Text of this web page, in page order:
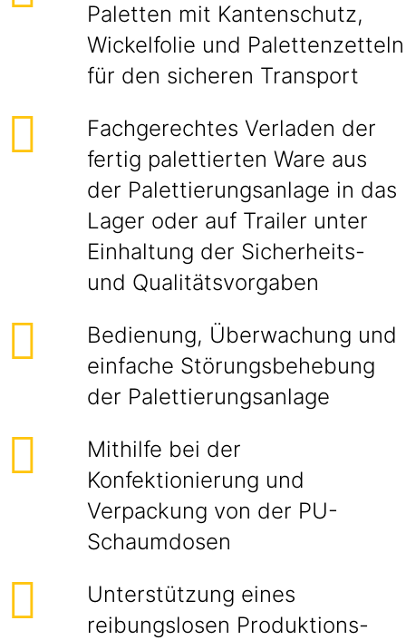
Paletten mit Kantenschutz,
Wickelfolie und Palettenzetteln
für den sicheren Transport
Fachgerechtes Verladen der
fertig palettierten Ware aus
der Palettierungsanlage in das
Lager oder auf Trailer unter
Einhaltung der Sicherheits-
und Qualitätsvorgaben
Bedienung, Überwachung und
einfache Störungsbehebung
der Palettierungsanlage
Mithilfe bei der
Konfektionierung und
Verpackung von der PU-
Schaumdosen
Unterstützung eines
reibungslosen Produktions-